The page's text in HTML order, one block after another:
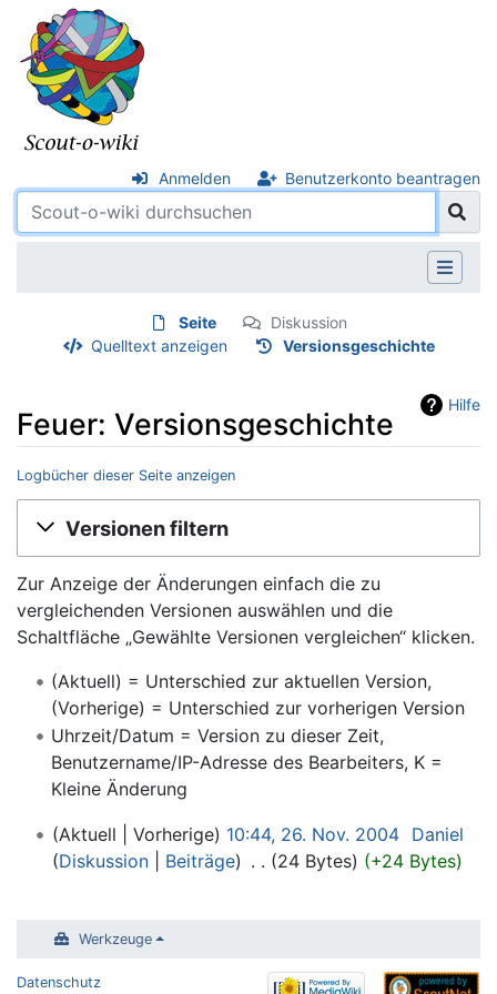
Anmelden Benutzerkonto beantragen
Seite
Diskussion
Quelltext anzeigen
Versionsgeschichte
Hilfe
Feuer: Versionsgeschichte
Logbücher dieser Seite anzeigen
Wechseln zu:Navigation,Suche
Versionen filtern
Zur Anzeige der Änderungen einfach die zu
vergleichenden Versionen auswählen und die
Schaltfläche „Gewählte Versionen vergleichen“ klicken.
(Aktuell) = Unterschied zur aktuellen Version,
(Vorherige) = Unterschied zur vorherigen Version
Uhrzeit/Datum = Version zu dieser Zeit,
Benutzername/IP-Adresse des Bearbeiters, K =
Kleine Änderung
Aktuell Vorherige 10:44, 26. Nov. 2004‎ Daniel
Diskussion
Beiträge 24 Bytes +24 Bytes
Werkzeuge
Datenschutz